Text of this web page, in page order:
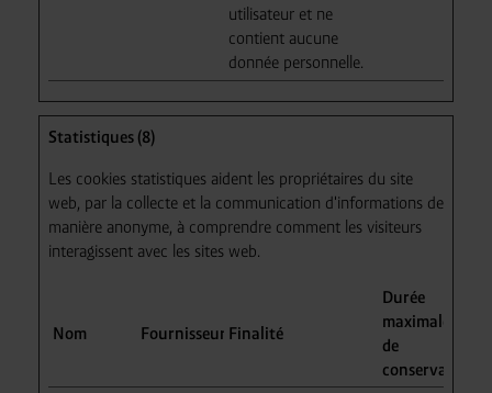
utilisateur et ne
contient aucune
donnée personnelle.
Statistiques (8)
Les cookies statistiques aident les propriétaires du site
web, par la collecte et la communication d'informations de
manière anonyme, à comprendre comment les visiteurs
interagissent avec les sites web.
Nom Fournisseur Finalité
Durée
maximale
de
conservation